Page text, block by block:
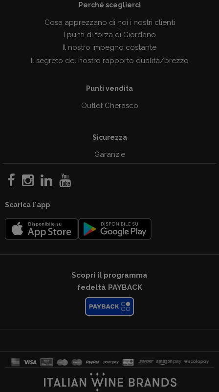
Perché sceglierci
Cosa apprezzano di noi i nostri clienti
I punti di forza di Giordano
Il nostro impegno costante
Il segreto del nostro rapporto qualità/prezzo
Punti vendita
Outlet Cherasco
Sicurezza
Garanzie
Scarica l'app
Scopri il programma
fedeltà PAYBACK